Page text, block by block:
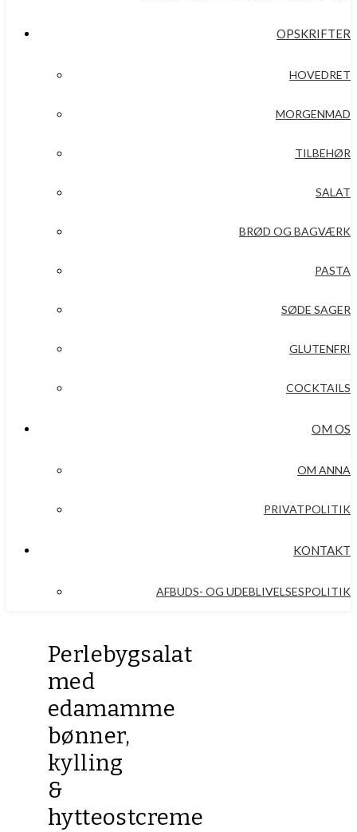
OPSKRIFTER
HOVEDRET
MORGENMAD
TILBEHØR
SALAT
BRØD OG BAGVÆRK
PASTA
SØDE SAGER
GLUTENFRI
COCKTAILS
OM OS
OM ANNA
PRIVATPOLITIK
KONTAKT
AFBUDS- OG UDEBLIVELSESPOLITIK
Perlebygsalat
med
edamamme
bønner,
kylling
&
hytteostcreme